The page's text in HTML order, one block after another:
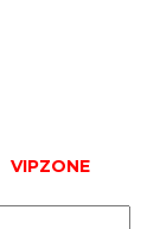
VIPZONE